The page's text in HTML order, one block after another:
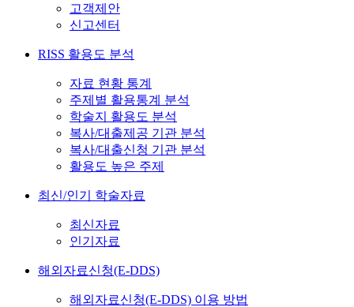
고객제안
신고센터
RISS 활용도 분석
자료 현황 통계
주제별 활용통계 분석
학술지 활용도 분석
복사/대출제공 기관 분석
복사/대출신청 기관 분석
활용도 높은 주제
최신/인기 학술자료
최신자료
인기자료
해외자료신청(E-DDS)
해외자료신청(E-DDS) 이용 방법